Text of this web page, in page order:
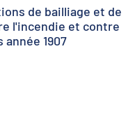
de bailliage et de
l'incendie et contre
1907